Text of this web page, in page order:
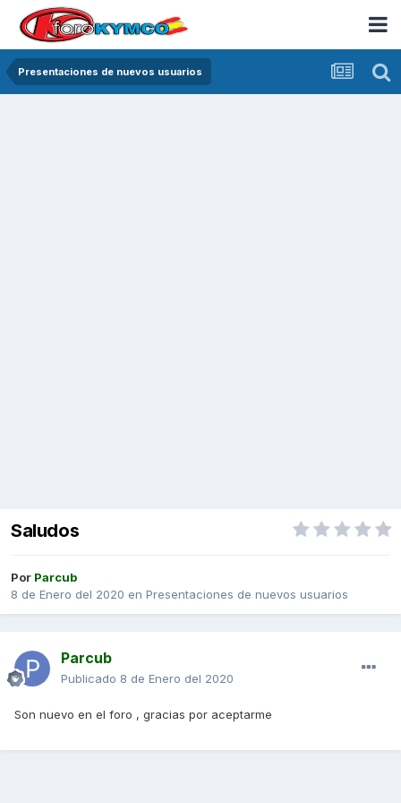
Presentaciones de nuevos usuarios
Saludos
Por Parcub
8 de Enero del 2020 en Presentaciones de nuevos usuarios
Parcub
Publicado 8 de Enero del 2020
Son nuevo en el foro , gracias por aceptarme